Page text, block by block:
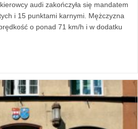
audi zakończyła się mandatem
i 15 punktami karnymi. Mężczyzna
o ponad 71 km/h i w dodatku